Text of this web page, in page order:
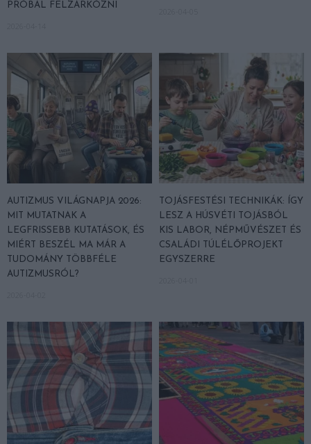
PRÓBÁL FELZÁRKÓZNI
AUTIZMUS VILÁGNAPJA 2026:
MIT MUTATNAK A
LEGFRISSEBB KUTATÁSOK, ÉS
MIÉRT BESZÉL MA MÁR A
TUDOMÁNY TÖBBFÉLE
AUTIZMUSRÓL?
TOJÁSFESTÉSI TECHNIKÁK: ÍGY
LESZ A HÚSVÉTI TOJÁSBÓL
KIS LABOR, NÉPMŰVÉSZET ÉS
CSALÁDI TÚLÉLŐPROJEKT
EGYSZERRE